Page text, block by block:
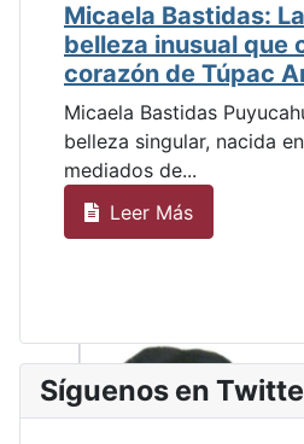
Micaela Bastidas:
belleza inusual que
corazón de Túpac
Micaela Bastidas
belleza singular, nacida
mediados de...
Leer Más
Síguenos en